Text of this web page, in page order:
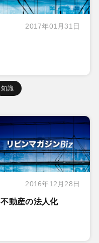
2017年01月31日
知識
2016年12月28日
不動産の法人化